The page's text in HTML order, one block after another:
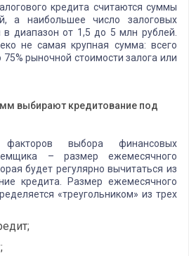
кредита считаются суммы
а наибольшее число залоговых
в диапазон от 1,5 до 5 млн рублей.
не самая крупная сумма: всего
рыночной стоимости залога или
выбирают кредитование под
выбора финансовых
– размер ежемесячного
будет регулярно вычитаться из
кредита. Размер ежемесячного
«треугольником» из трех